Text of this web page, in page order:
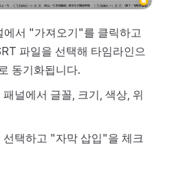
서 "가져오기"를 클릭하고
파일을 선택해 타임라인으
동기화됩니다.
널에서 글꼴, 크기, 색상, 위
선택하고 "자막 삽입"을 체크